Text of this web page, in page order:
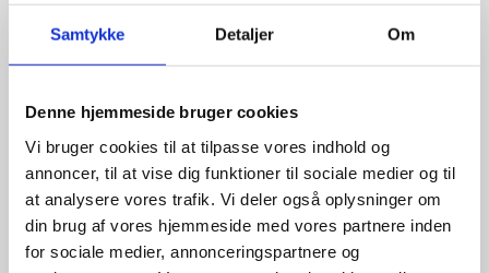
Samtykke Detaljer Om
Denne hjemmeside bruger cookies
Vi bruger cookies til at tilpasse vores indhold og
annoncer, til at vise dig funktioner til sociale medier og til
at analysere vores trafik. Vi deler også oplysninger om
din brug af vores hjemmeside med vores partnere inden
for sociale medier, annonceringspartnere og
leverandører
giver større
udvalg
For at sikre høj kvalitet og stor
leveringssikkerhed samarbejder vi
med de største og mest
anerkendte leverandører inden for